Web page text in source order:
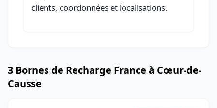
clients, coordonnées et localisations.
3 Bornes de Recharge France à Cœur-de-
Causse